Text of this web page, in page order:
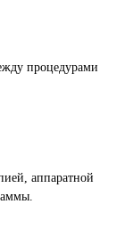
процедурами
аппаратной